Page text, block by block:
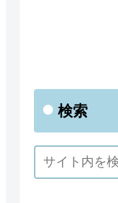
検索